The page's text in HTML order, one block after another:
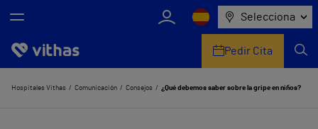
Selecciona
Nosotros
Pedir Cita
Hospitales Vithas Comunicación Consejos ¿Qué debemos saber sobre la gripe en niños?